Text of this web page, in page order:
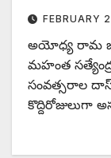
FEBRUARY
అయోధ్య రామ
మహంత
సంవత్సరాల
కొద్దిరోజులుగా